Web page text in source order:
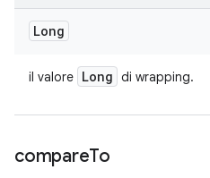
Long
il valore Long di wrapping.
compareTo